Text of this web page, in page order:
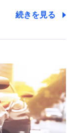
等を通じて取得
まの識別子、
続きを見る